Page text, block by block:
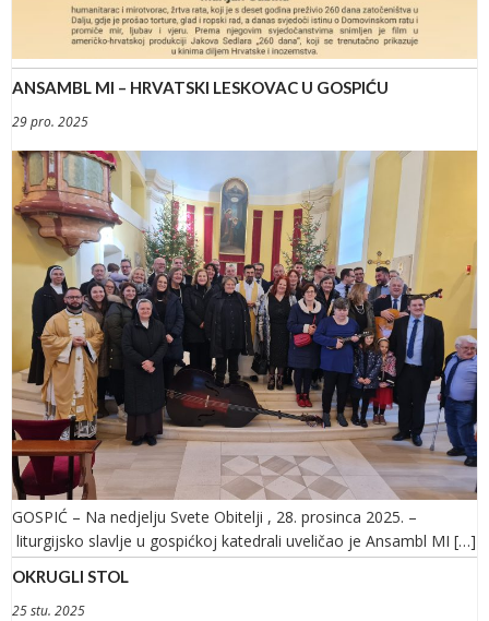
ANSAMBL MI – HRVATSKI LESKOVAC U GOSPIĆU
29 pro. 2025
GOSPIĆ – Na nedjelju Svete Obitelji , 28. prosinca 2025. –
liturgijsko slavlje u gospićkoj katedrali uveličao je Ansambl MI […]
OKRUGLI STOL
25 stu. 2025